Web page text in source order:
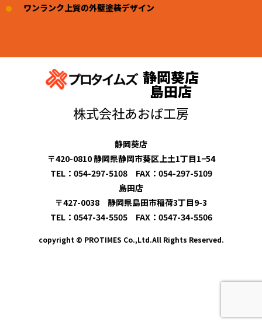
ワンランク上質の外壁塗装デザイン
静岡葵店
島田店
株式会社あおば工房
静岡葵店
〒420-0810 静岡県静岡市葵区上土1丁目1−54
TEL：054-297-5108 FAX：054-297-5109
島田店
〒427-0038 静岡県島田市稲荷3丁目9-3
TEL：0547-34-5505 FAX：0547-34-5506
copyright © PROTIMES Co.,Ltd.All Rights Reserved.